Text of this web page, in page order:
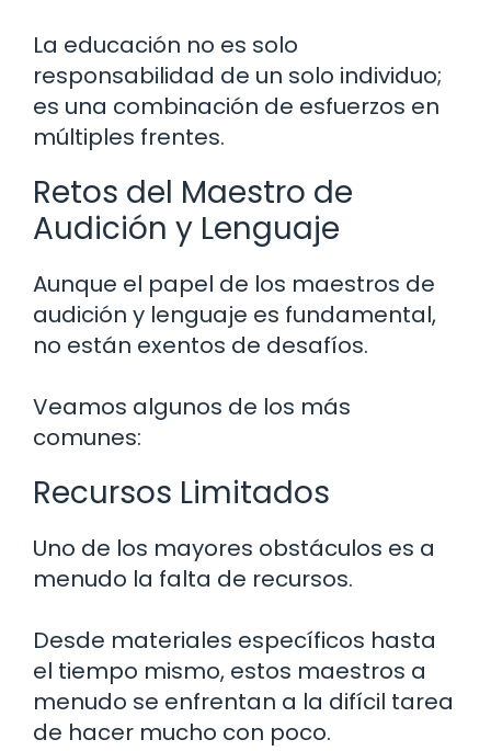
La educación no es solo
responsabilidad de un solo individuo;
es una combinación de esfuerzos en
múltiples frentes.
Retos del Maestro de
Audición y Lenguaje
Aunque el papel de los maestros de
audición y lenguaje es fundamental,
no están exentos de desafíos.
Veamos algunos de los más
comunes:
Recursos Limitados
Uno de los mayores obstáculos es a
menudo la falta de recursos.
Desde materiales específicos hasta
el tiempo mismo, estos maestros a
menudo se enfrentan a la difícil tarea
de hacer mucho con poco.